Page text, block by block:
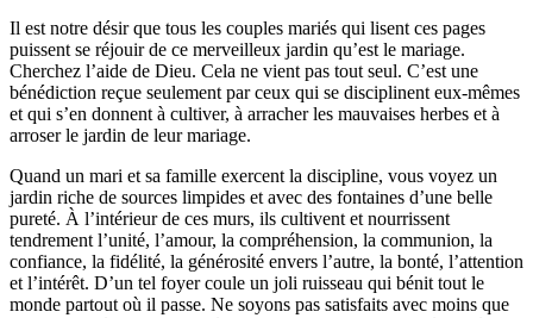
Il est notre désir que tous les couples mariés qui lisent ces pages
puissent se réjouir de ce merveilleux jardin qu’est le mariage.
Cherchez l’aide de Dieu. Cela ne vient pas tout seul. C’est une
bénédiction reçue seulement par ceux qui se disciplinent eux-mêmes
et qui s’en donnent à cultiver, à arracher les mauvaises herbes et à
arroser le jardin de leur mariage.
Quand un mari et sa famille exercent la discipline, vous voyez un
jardin riche de sources limpides et avec des fontaines d’une belle
pureté. À l’intérieur de ces murs, ils cultivent et nourrissent
tendrement l’unité, l’amour, la compréhension, la communion, la
confiance, la fidélité, la générosité envers l’autre, la bonté, l’attention
et l’intérêt. D’un tel foyer coule un joli ruisseau qui bénit tout le
monde partout où il passe. Ne soyons pas satisfaits avec moins que